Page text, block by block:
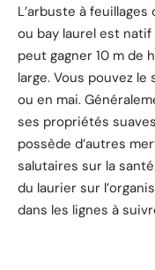
L’arbuste à
ou bay laurel est
peut gagner 10 m de
large. Vous pouvez
ou en mai.
ses propriétés
possède d’autres
salutaires sur la
du laurier sur
dans les lignes à